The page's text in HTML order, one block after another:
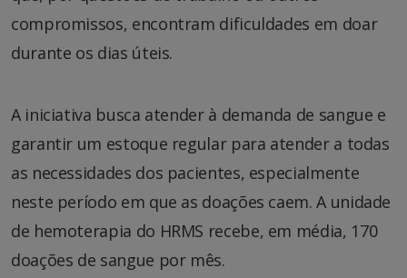
compromissos, encontram dificuldades em doar
durante os dias úteis.
A iniciativa busca atender à demanda de sangue e
garantir um estoque regular para atender a todas
as necessidades dos pacientes, especialmente
neste período em que as doações caem. A unidade
de hemoterapia do HRMS recebe, em média, 170
doações de sangue por mês.